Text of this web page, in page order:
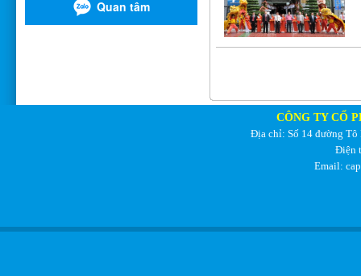
CÔNG TY CỔ
Địa chỉ: Số 14 đường Tô
Điện
Email: